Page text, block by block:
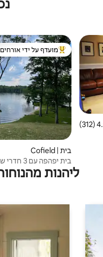
4.96 מתוך 5, 312 ביקורות
מוביל בקרב נכסים
מועדף על ידי אורחים
בית | Cofield
בית יפהפה עם 3 חדרי שינה על גדת הנהר
ליהנות